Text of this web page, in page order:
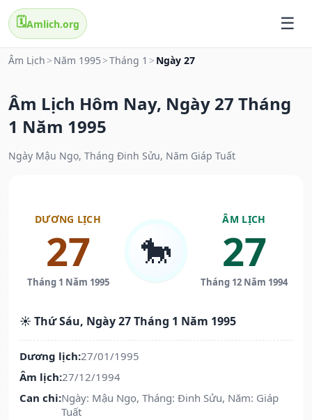
🗓️Amlich.org
Âm Lịch > Năm 1995 >Tháng 1 > Ngày 27
Âm Lịch Hôm Nay, Ngày 27 Tháng
1 Năm 1995
Ngày Mậu Ngọ, Tháng Đinh Sửu, Năm Giáp Tuất
DƯƠNG LỊCH
27
Tháng 1 Năm 1995
🐎
ÂM LỊCH
27
Tháng 12 Năm 1994
☀️ Thứ Sáu, Ngày 27 Tháng 1 Năm 1995
Dương lịch:27/01/1995
Âm lịch:27/12/1994
Can chi:Ngày: Mậu Ngọ, Tháng: Đinh Sửu, Năm: Giáp
Tuất